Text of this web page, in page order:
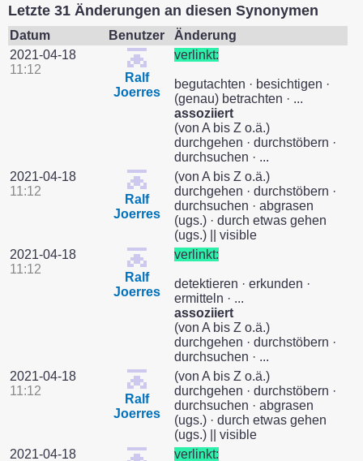
Letzte 31 Änderungen an diesen Synonymen
Datum Benutzer
Änderung
2021-04-18
11:12
Ralf
Joerres
verlinkt:
begutachten · besichtigen ·
(genau) betrachten · ...
assoziiert
(von A bis Z o.ä.)
durchgehen · durchstöbern ·
durchsuchen · ...
2021-04-18
11:12
Ralf
Joerres
(von A bis Z o.ä.)
durchgehen · durchstöbern ·
durchsuchen · abgrasen
(ugs.) · durch etwas gehen
(ugs.) || visible
2021-04-18
11:12
Ralf
Joerres
verlinkt:
detektieren · erkunden ·
ermitteln · ...
assoziiert
(von A bis Z o.ä.)
durchgehen · durchstöbern ·
durchsuchen · ...
2021-04-18
11:12
Ralf
Joerres
(von A bis Z o.ä.)
durchgehen · durchstöbern ·
durchsuchen · abgrasen
(ugs.) · durch etwas gehen
(ugs.) || visible
2021-04-18
verlinkt: